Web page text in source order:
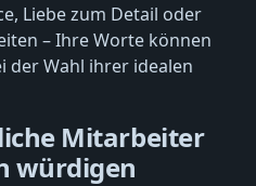
Liebe zum Detail oder
– Ihre Worte können
der Wahl ihrer idealen
Mitarbeiter
würdigen